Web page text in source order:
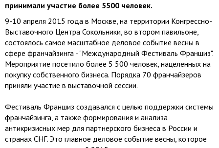
принимали участие более 5500 человек.
9-10 апреля 2015 года в Москве, на территории Конгрессно-
Выставочного Центра Сокольники, во втором павильоне,
состоялось самое масштабное деловое событие весны в
сфере франчайзинга - "Международный Фестиваль Франшиз".
Мероприятие посетило более 5 500 человек, нацеленных на
покупку собственного бизнеса. Порядка 70 франчайзеров
приняли участие в выставочной сессии.
Фестиваль Франшиз создавался с целью поддержки системы
франчайзинга, а также формирования и анализа
антикризисных мер для партнерского бизнеса в России и
странах СНГ. Это главное деловое событие весны, которое